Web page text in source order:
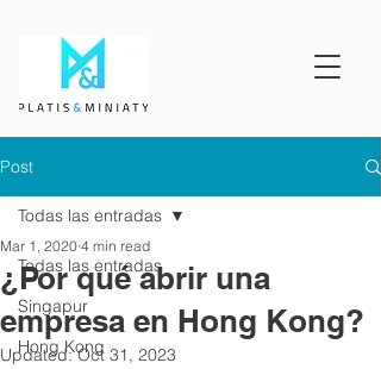
Post
Todas las entradas
Singapur
Hong Kong
Todas las entradas
¿Por qué abrir una
empresa en Hong Kong?
Mar 1, 2020 4 min read
Updated:Oct 31, 2023